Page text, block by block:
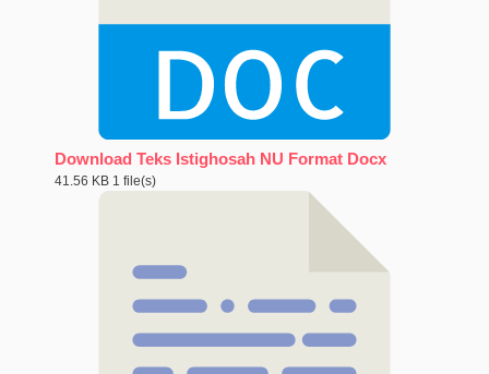
Download Teks Istighosah NU Format Docx
41.56 KB 1 file(s)